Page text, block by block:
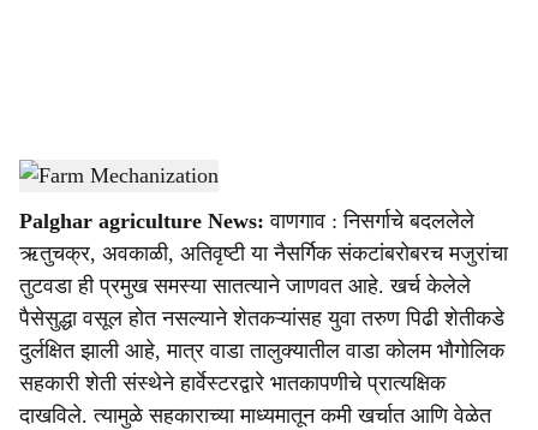
a
r
e
Farm Mechanization-(Agrowon)
Palghar agriculture News: वाणगाव : निसर्गाचे बदललेले
ऋतुचक्र, अवकाळी, अतिवृष्टी या नैसर्गिक संकटांबरोबरच मजुरांचा
तुटवडा ही प्रमुख समस्या सातत्याने जाणवत आहे. खर्च केलेले
पैसेसुद्धा वसूल होत नसल्याने शेतकऱ्यांसह युवा तरुण पिढी शेतीकडे
दुर्लक्षित झाली आहे, मात्र वाडा तालुक्यातील वाडा कोलम भौगोलिक
सहकारी शेती संस्थेने हार्वेस्टरद्वारे भातकापणीचे प्रात्यक्षिक
दाखविले. त्यामुळे सहकाराच्या माध्यमातून कमी खर्चात आणि वेळेत